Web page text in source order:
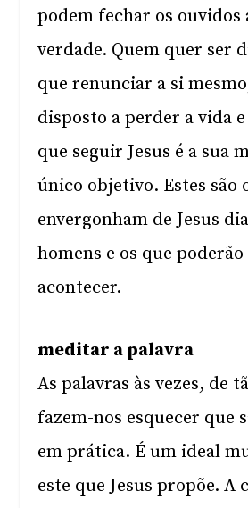
podem fechar os ouvidos
verdade. Quem quer ser
que renunciar a si
disposto a perder a vida
que seguir Jesus é a sua
único objetivo. Estes são
envergonham de Jesus
homens e os que
acontecer.
meditar a palavra
As palavras às vezes, de
fazem-nos esquecer que
em prática. É um ideal
este que Jesus propõe. A